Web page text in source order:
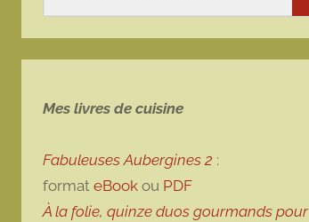
Mes livres de cuisine
Fabuleuses Aubergines 2 :
format eBook ou PDF
À la folie, quinze duos gourmands pour